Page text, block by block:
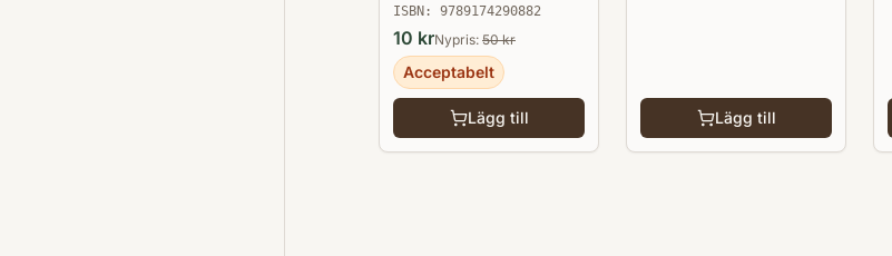
ISBN: 9789174290882
10 krNypris: 50kr
Acceptabelt
Lägg till Lägg till